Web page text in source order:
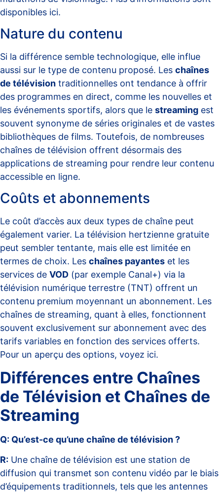
disponibles ici.
Nature du contenu
Si la différence semble technologique, elle influe
aussi sur le type de contenu proposé. Les chaînes
de télévision traditionnelles ont tendance à offrir
des programmes en direct, comme les nouvelles et
les événements sportifs, alors que le streaming est
souvent synonyme de séries originales et de vastes
bibliothèques de films. Toutefois, de nombreuses
chaînes de télévision offrent désormais des
applications de streaming pour rendre leur contenu
accessible en ligne.
Coûts et abonnements
Le coût d’accès aux deux types de chaîne peut
également varier. La télévision hertzienne gratuite
peut sembler tentante, mais elle est limitée en
termes de choix. Les chaînes payantes et les
services de VOD (par exemple Canal+) via la
télévision numérique terrestre (TNT) offrent un
contenu premium moyennant un abonnement. Les
chaînes de streaming, quant à elles, fonctionnent
souvent exclusivement sur abonnement avec des
tarifs variables en fonction des services offerts.
Pour un aperçu des options, voyez ici.
Différences entre Chaînes
de Télévision et Chaînes de
Streaming
Q: Qu’est-ce qu’une chaîne de télévision ?
R: Une chaîne de télévision est une station de
diffusion qui transmet son contenu vidéo par le biais
d’équipements traditionnels, tels que les antennes